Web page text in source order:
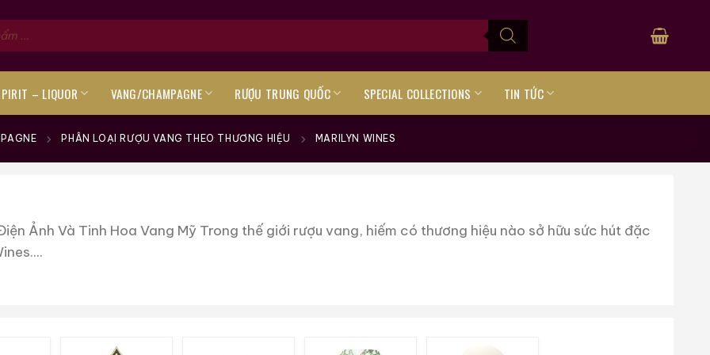
– LIQUOR VANG/CHAMPAGNE RƯỢU TRUNG QUỐC SPECIAL COLLECTIONS TIN TỨC
PHÂN LOẠI RƯỢU VANG THEO THƯƠNG HIỆU MARILYN WINES
Ảnh Và Tinh Hoa Vang Mỹ Trong thế giới rượu vang, hiếm có thương hiệu nào sở hữu sức hút đặc